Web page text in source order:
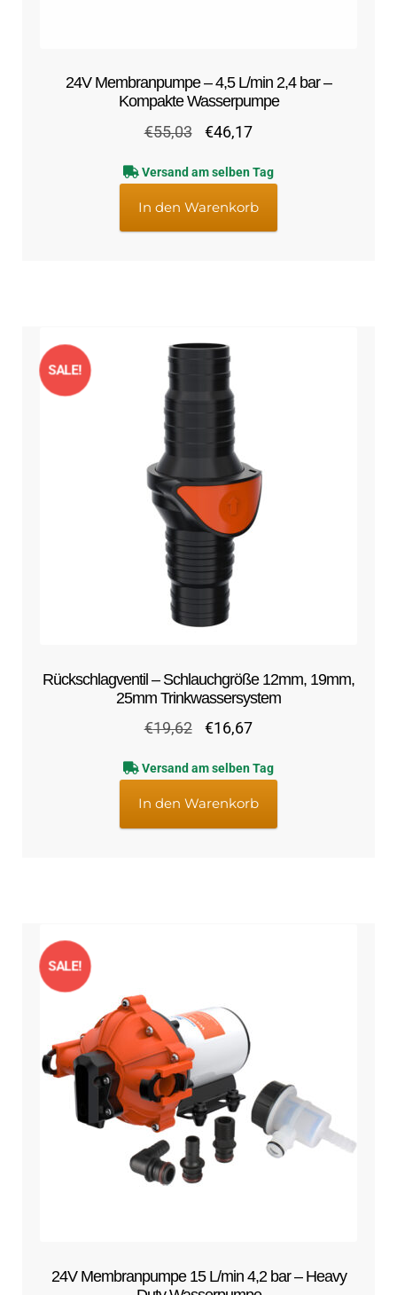
24V Membranpumpe – 4,5 L/min 2,4 bar –
Kompakte Wasserpumpe
€55,03
Ursprünglicher
war:
€55,03
€46,17Aktueller
ist:
€46,17.
Versand am selben Tag
In den Warenkorb
Rückschlagventil – Schlauchgröße 12mm, 19mm,
25mm Trinkwassersystem
SALE!
€19,62
Ursprünglicher
war:
€19,62
€16,67Aktueller
ist:
€16,67.
Versand am selben Tag
In den Warenkorb
24V Membranpumpe 15 L/min 4,2 bar – Heavy
SALE!